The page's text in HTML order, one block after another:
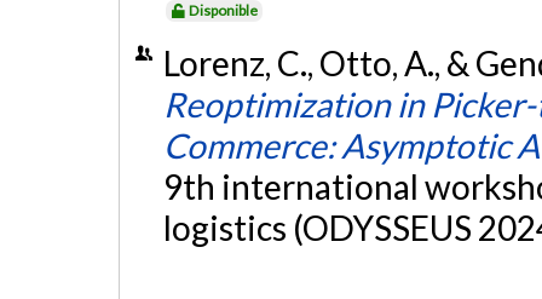
Disponible
Lorenz, C., Otto, A., &
Reoptimization in
Commerce: Asymptotic
9th international
logistics (ODYSSEUS